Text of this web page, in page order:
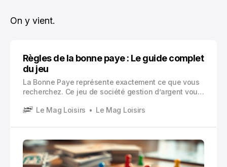
On y vient.
Règles de la bonne paye : Le guide complet
du jeu
La Bonne Paye représente exactement ce que vous
recherchez. Ce jeu de société gestion d’argent vous
financière, sans les complications des transactions
concurrent.
Le Mag Loisirs Le Mag Loisirs